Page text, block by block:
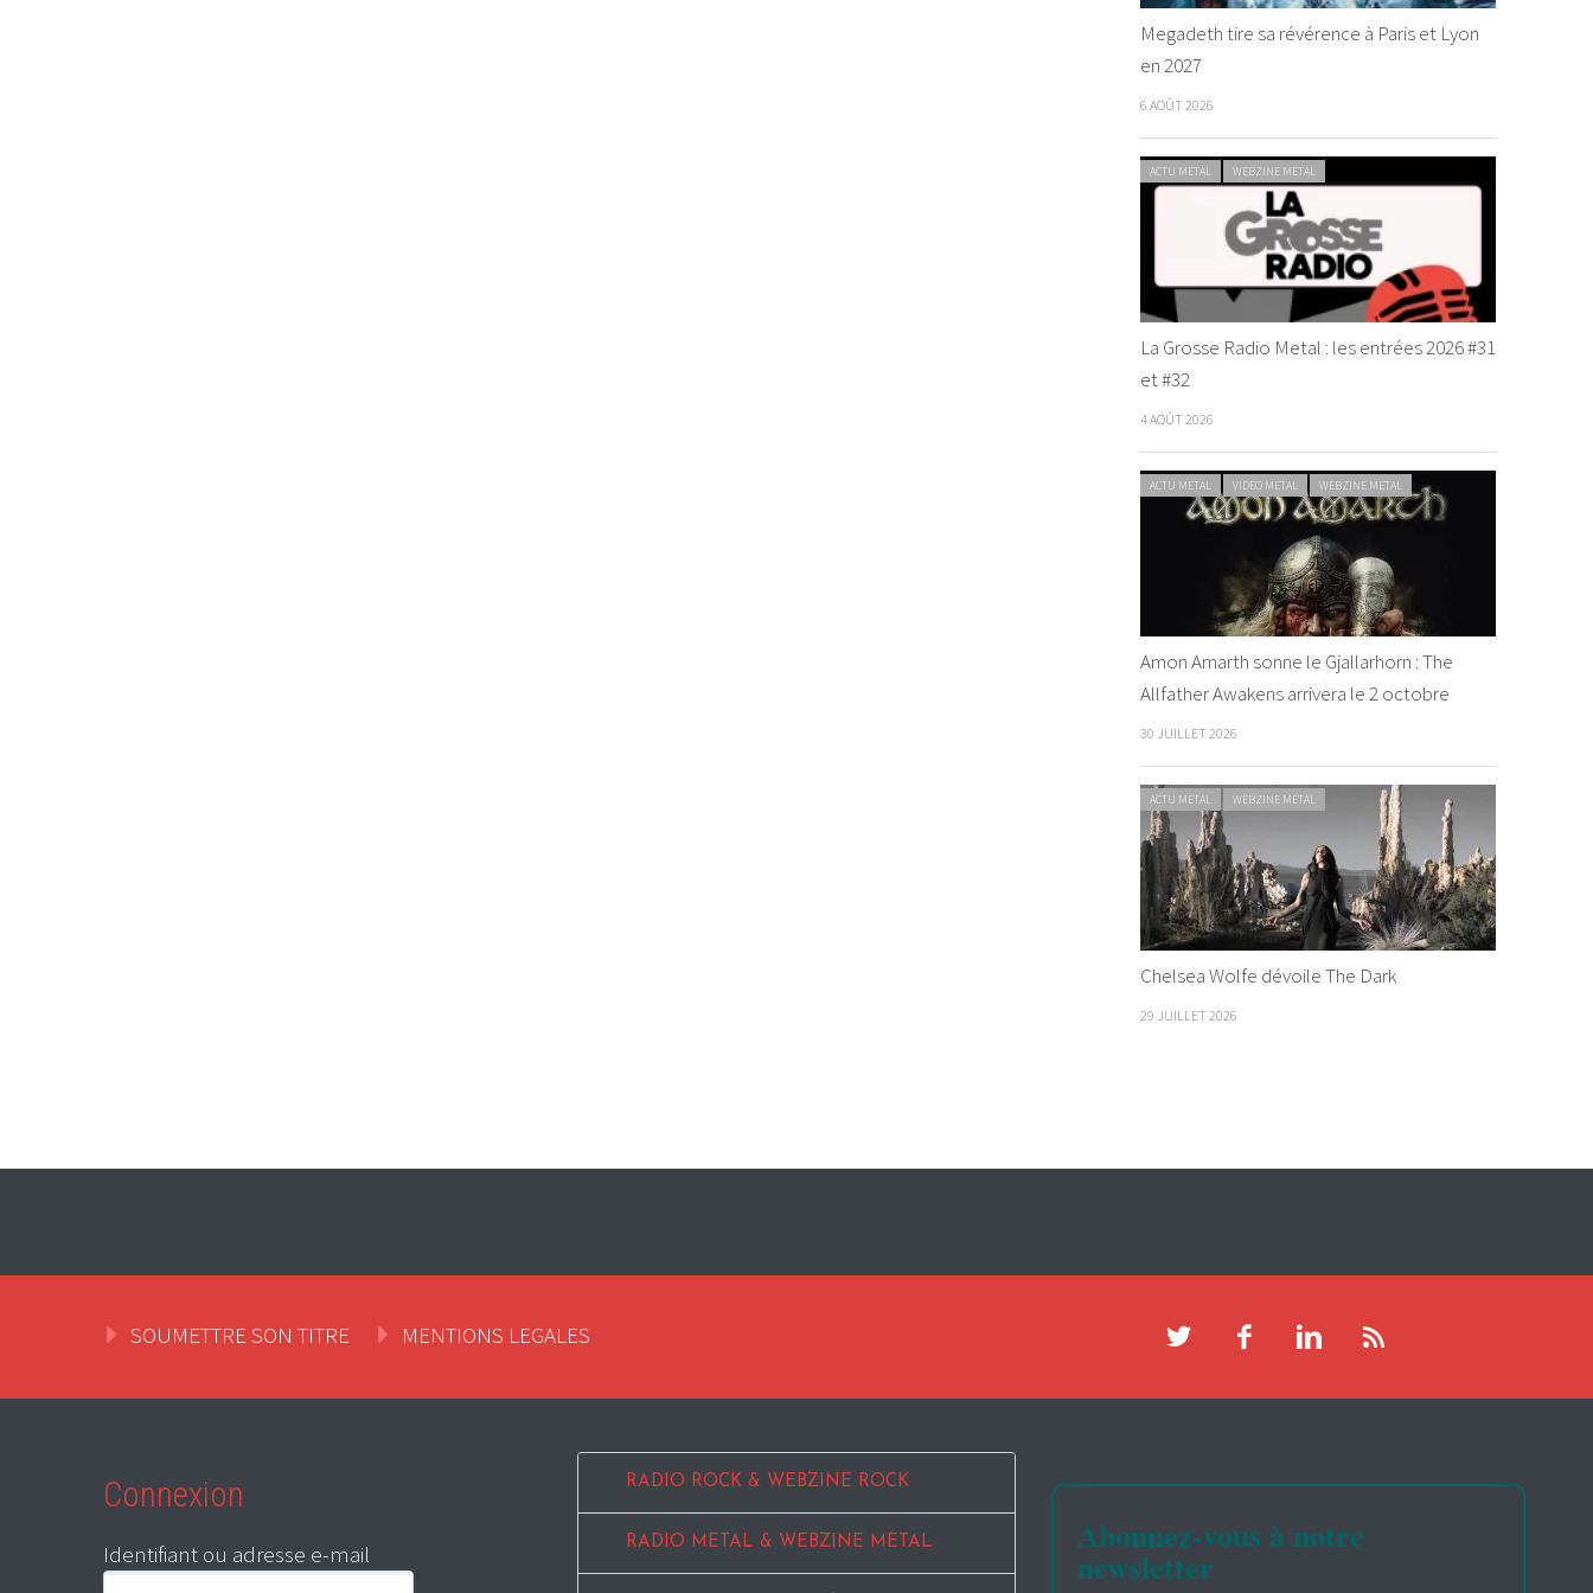
Megadeth tire sa révérence à Paris et Lyon
en 2027
6 AOÛT 2026
ACTU METAL WEBZINE METAL
La Grosse Radio Metal : les entrées 2026 #31
et #32
4 AOÛT 2026
ACTU METAL VIDEO METAL WEBZINE METAL
Amon Amarth sonne le Gjallarhorn : The
Allfather Awakens arrivera le 2 octobre
30 JUILLET 2026
ACTU METAL WEBZINE METAL
Chelsea Wolfe dévoile The Dark
29 JUILLET 2026
SOUMETTRE SON TITRE MENTIONS LEGALES
Connexion
Identifiant ou adresse e-mail
RADIO ROCK & WEBZINE ROCK
RADIO METAL & WEBZINE METAL Abonnez-vous à notre
newsletter